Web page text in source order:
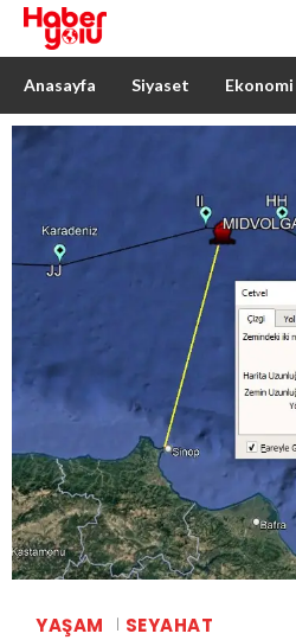
Anasayfa Siyaset Ekonomi
YAŞAM SEYAHAT